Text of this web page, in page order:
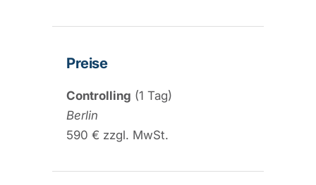
Preise
Controlling (1 Tag)
Berlin
590 € zzgl. MwSt.